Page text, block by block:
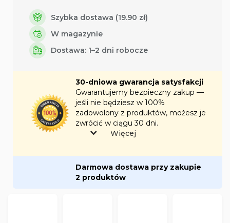
Szybka dostawa (19.90 zł)
W magazynie
Dostawa: 1–2 dni robocze
30-dniowa gwarancja satysfakcji
Gwarantujemy bezpieczny zakup —
jeśli nie będziesz w 100%
zadowolony z produktów, możesz je
zwrócić w ciągu 30 dni.
Więcej
Darmowa dostawa przy zakupie
2 produktów